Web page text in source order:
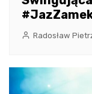
Radosław